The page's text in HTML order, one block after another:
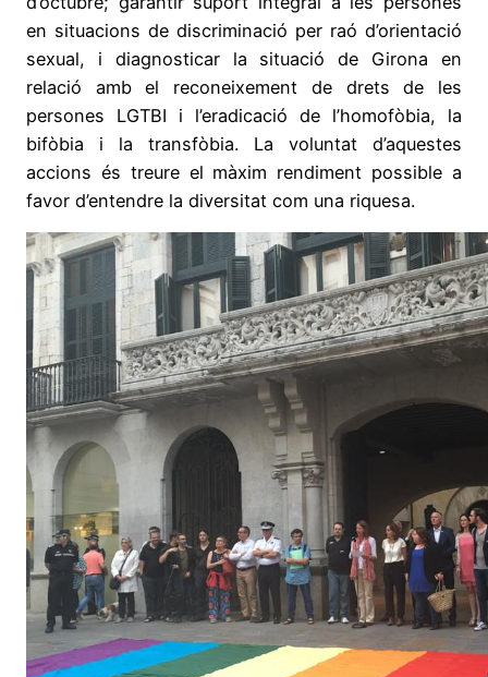
en situacions de discriminació per raó d’orientació
sexual, i diagnosticar la situació de Girona en
relació amb el reconeixement de drets de les
persones LGTBI i l’eradicació de l’homofòbia, la
bifòbia i la transfòbia. La voluntat d’aquestes
accions és treure el màxim rendiment possible a
favor d’entendre la diversitat com una riquesa.